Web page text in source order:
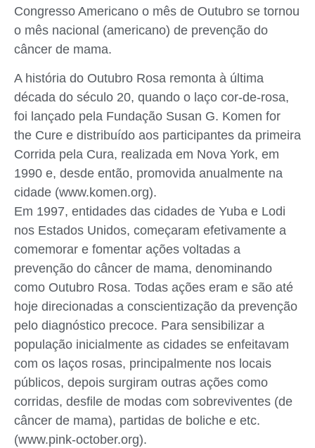
Congresso Americano o mês de Outubro se tornou
o mês nacional (americano) de prevenção do
câncer de mama.
A história do Outubro Rosa remonta à última
década do século 20, quando o laço cor-de-rosa,
foi lançado pela Fundação Susan G. Komen for
the Cure e distribuído aos participantes da primeira
Corrida pela Cura, realizada em Nova York, em
1990 e, desde então, promovida anualmente na
cidade (www.komen.org).
Em 1997, entidades das cidades de Yuba e Lodi
nos Estados Unidos, começaram efetivamente a
comemorar e fomentar ações voltadas a
prevenção do câncer de mama, denominando
como Outubro Rosa. Todas ações eram e são até
hoje direcionadas a conscientização da prevenção
pelo diagnóstico precoce. Para sensibilizar a
população inicialmente as cidades se enfeitavam
com os laços rosas, principalmente nos locais
públicos, depois surgiram outras ações como
corridas, desfile de modas com sobreviventes (de
câncer de mama), partidas de boliche e etc.
(www.pink-october.org).